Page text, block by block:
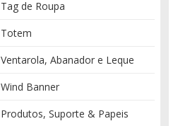
Tag de Roupa
Totem
Ventarola, Abanador e Leque
Wind Banner
Produtos, Suporte & Papeis